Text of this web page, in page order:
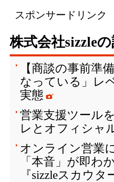
スポンサードリンク
株式会社sizzle
【商談の事前準
なっている」レ
実態
営業支援ツール
レとオフィシャ
オンライン営業
「本音」が即わ
『sizzleスカウ